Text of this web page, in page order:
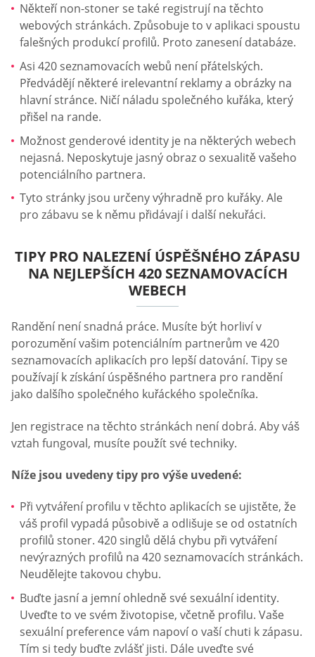
Někteří non-stoner se také registrují na těchto
webových stránkách. Způsobuje to v aplikaci spoustu
falešných produkcí profilů. Proto zanesení databáze.
Asi 420 seznamovacích webů není přátelských.
Předvádějí některé irelevantní reklamy a obrázky na
hlavní stránce. Ničí náladu společného kuřáka, který
přišel na rande.
Možnost genderové identity je na některých webech
nejasná. Neposkytuje jasný obraz o sexualitě vašeho
potenciálního partnera.
Tyto stránky jsou určeny výhradně pro kuřáky. Ale
pro zábavu se k němu přidávají i další nekuřáci.
TIPY PRO NALEZENÍ ÚSPĚŠNÉHO ZÁPASU
NA NEJLEPŠÍCH 420 SEZNAMOVACÍCH
WEBECH
Randění není snadná práce. Musíte být horliví v
porozumění vašim potenciálním partnerům ve 420
seznamovacích aplikacích pro lepší datování. Tipy se
používají k získání úspěšného partnera pro randění
jako dalšího společného kuřáckého společníka.
Jen registrace na těchto stránkách není dobrá. Aby váš
vztah fungoval, musíte použít své techniky.
Níže jsou uvedeny tipy pro výše uvedené:
Při vytváření profilu v těchto aplikacích se ujistěte, že
váš profil vypadá působivě a odlišuje se od ostatních
profilů stoner. 420 singlů dělá chybu při vytváření
nevýrazných profilů na 420 seznamovacích stránkách.
Neudělejte takovou chybu.
Buďte jasní a jemní ohledně své sexuální identity.
Uveďte to ve svém životopise, včetně profilu. Vaše
sexuální preference vám napoví o vaší chuti k zápasu.
Tím si tedy buďte zvlášť jisti. Dále uveďte své